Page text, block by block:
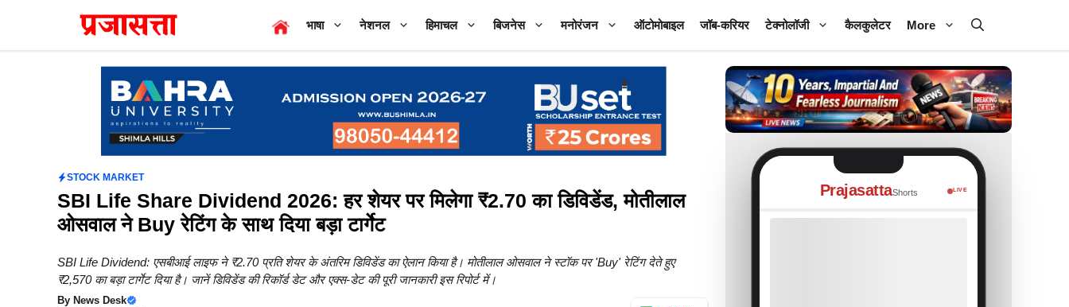
content
भाषा नेशनल हिमाचल बिजनेस मनोरंजन ऑटोमोबाइल जॉब-करियर टेक्नोलॉजी कैलकुलेटर More
STOCK MARKET
SBI Life Share Dividend 2026: हर शेयर पर मिलेगा ₹2.70 का डिविडेंड, मोतीलाल
ओसवाल ने Buy रेटिंग के साथ दिया बड़ा टार्गेट
SBI Life Dividend: एसबीआई लाइफ ने ₹2.70 प्रति शेयर के अंतरिम डिविडेंड का ऐलान किया है। मोतीलाल ओसवाल ने स्टॉक पर 'Buy' रेटिंग देते हुए
₹2,570 का बड़ा टार्गेट दिया है। जानें डिविडेंड की रिकॉर्ड डेट और एक्स-डेट की पूरी जानकारी इस रिपोर्ट में।
By News Desk
PrajasattaShorts LIVE